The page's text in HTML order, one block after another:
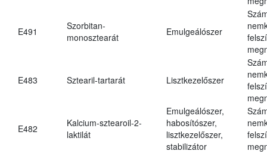
E491
Szorbitan-
monosztearát
Emulgeálószer
E483 Sztearil-tartarát Lisztkezelőszer
E482
Kalcium-sztearoil-2-
laktilát
Emulgeálószer,
habosítószer,
lisztkezelőszer,
stabilizátor